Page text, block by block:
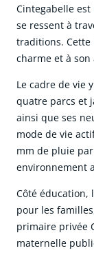
Cintegabelle est
se ressent à
traditions.
charme et à
Le cadre de vie
quatre parcs et
ainsi que ses
mode de vie
mm de pluie
environnement
Côté éducation,
pour les
primaire privée
maternelle